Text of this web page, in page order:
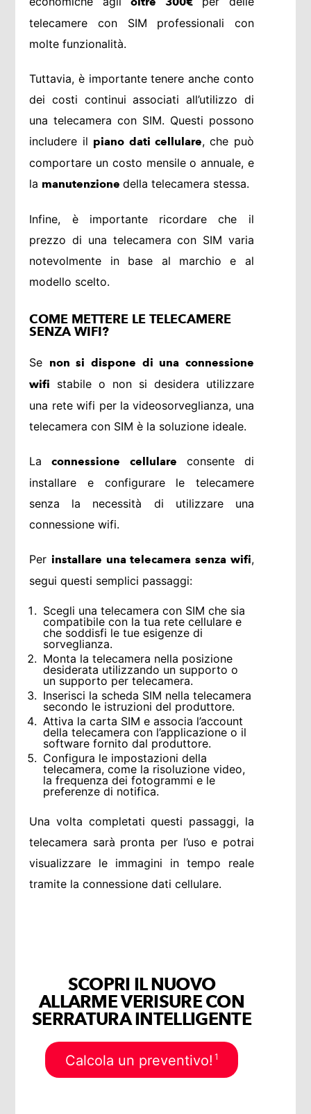
telecamere con SIM professionali con
molte funzionalità.
Tuttavia, è importante tenere anche conto
dei costi continui associati all’utilizzo di
una telecamera con SIM. Questi possono
includere il piano dati cellulare, che può
comportare un costo mensile o annuale, e
la manutenzionedella telecamera stessa.
Infine, è importante ricordare che il
prezzo di una telecamera con SIM varia
notevolmente in base al marchio e al
modello scelto.
COME METTERE LE TELECAMERE
SENZA WIFI?
Se non si dispone di una connessione
wifi
stabile o non si desidera utilizzare
una rete wifi per la videosorveglianza, una
telecamera con SIM è la soluzione ideale.
Laconnessione cellulare consente di
installare e configurare le telecamere
senza la necessità di utilizzare una
connessione wifi.
Perinstallare una telecamera senza wifi,
segui questi semplici passaggi:
Scegli una telecamera con SIM che sia
compatibile con la tua rete cellulare e
che soddisfi le tue esigenze di
sorveglianza.
Monta la telecamera nella posizione
desiderata utilizzando un supporto o
un supporto per telecamera.
Inserisci la scheda SIM nella telecamera
secondo le istruzioni del produttore.
Attiva la carta SIM e associa l’account
della telecamera con l’applicazione o il
software fornito dal produttore.
Configura le impostazioni della
telecamera, come la risoluzione video,
la frequenza dei fotogrammi e le
preferenze di notifica.
Una volta completati questi passaggi, la
telecamera sarà pronta per l’uso e potrai
visualizzare le immagini in tempo reale
tramite la connessione dati cellulare.
SCOPRI IL NUOVO
ALLARME VERISURE CON
SERRATURA INTELLIGENTE
Calcola un preventivo! 1